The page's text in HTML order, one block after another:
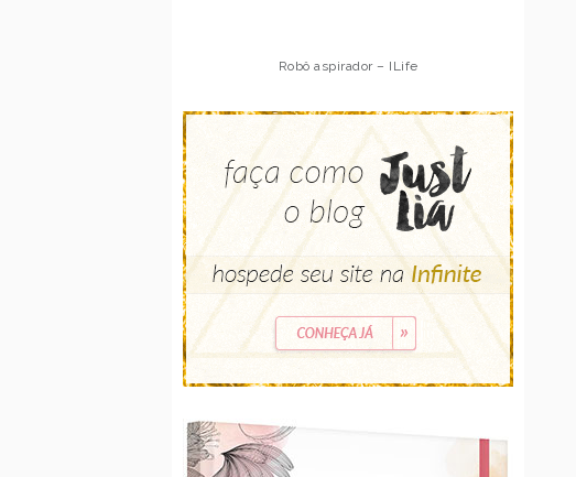
Robô aspirador – ILife